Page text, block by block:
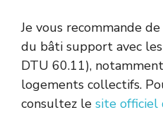
Je vous recommande
du bâti support avec
DTU 60.11),
logements collectifs.
consultez le site officiel